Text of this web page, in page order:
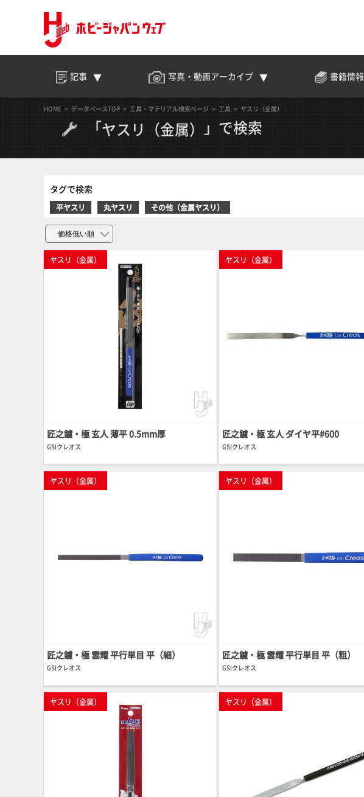
記事 写真・動画アーカイブ 書籍情報
HOME データベースTOP 工具・マテリアル検索ページ 工具 ヤスリ（金属）
「ヤスリ（金属） 」で検索
タグで検索
平ヤスリ 丸ヤスリ その他（金属ヤスリ）
ヤスリ（金属）
匠之鑢・極 玄人 薄平 0.5mm厚
GSIクレオス
ヤスリ（金属）
匠之鑢・極 玄人 ダイヤ平#600
GSIクレオス
ヤスリ（金属）
匠之鑢・極 雲耀 平行単目 平（細）
GSIクレオス
ヤスリ（金属）
匠之鑢・極 雲耀 平行単目 平（粗）
GSIクレオス
ヤスリ（金属） ヤスリ（金属）